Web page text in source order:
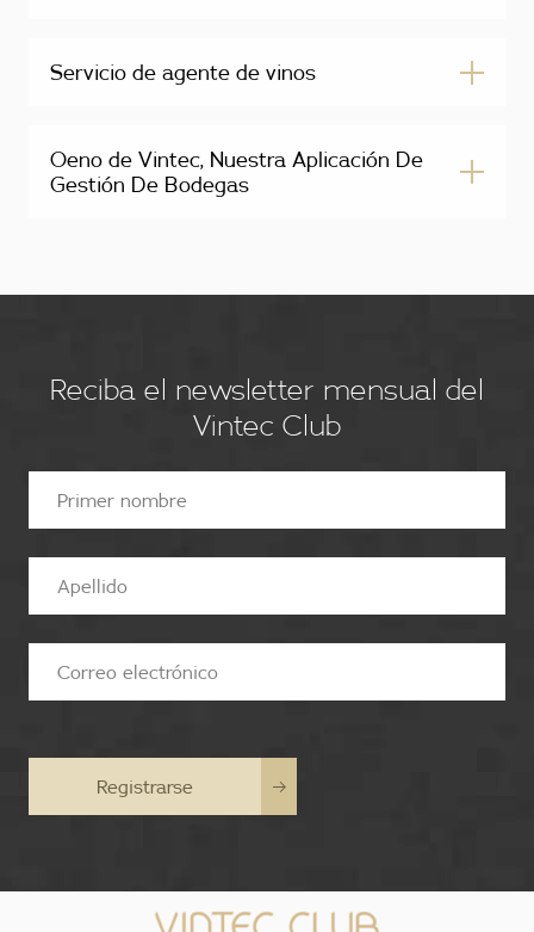
Servicio de agente de vinos
Oeno de Vintec, Nuestra Aplicación De
Gestión De Bodegas
Reciba el newsletter mensual del
Vintec Club
Registrarse